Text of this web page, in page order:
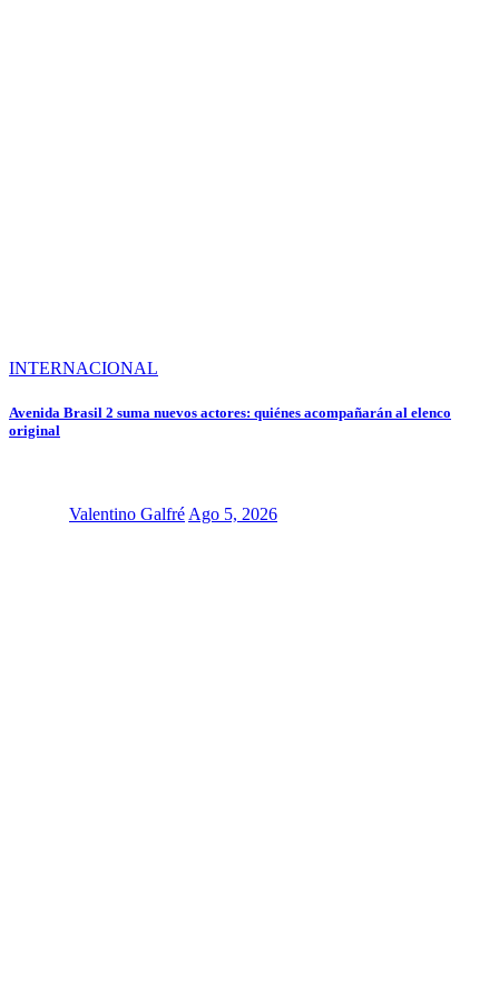
INTERNACIONAL
Avenida Brasil 2 suma nuevos actores: quiénes acompañarán al elenco
original
Valentino Galfré Ago 5, 2026